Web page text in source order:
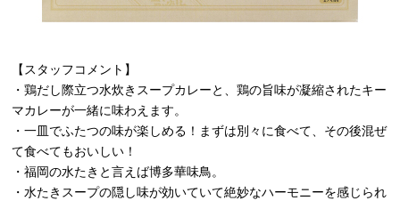
【スタッフコメント】
・鶏だし際立つ水炊きスープカレーと、鶏の旨味が凝縮されたキー
マカレーが一緒に味わえます。
・一皿でふたつの味が楽しめる！まずは別々に食べて、その後混ぜ
て食べてもおいしい！
・福岡の水たきと言えば博多華味鳥。
・水たきスープの隠し味が効いていて絶妙なハーモニーを感じられ